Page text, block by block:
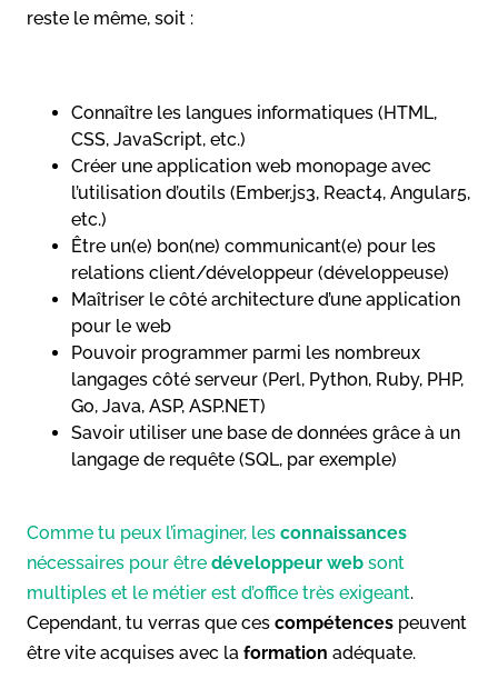
reste le même, soit :
Connaître les langues informatiques (HTML,
CSS, JavaScript, etc.)
Créer une application web monopage avec
l’utilisation d’outils (Ember.js3, React4, Angular5,
etc.)
Être un(e) bon(ne) communicant(e) pour les
relations client/développeur (développeuse)
Maîtriser le côté architecture d’une application
pour le web
Pouvoir programmer parmi les nombreux
langages côté serveur (Perl, Python, Ruby, PHP,
Go, Java, ASP, ASP.NET)
Savoir utiliser une base de données grâce à un
langage de requête (SQL, par exemple)
Comme tu peux l’imaginer, les connaissances
nécessaires pour être développeur web sont
multiples et le métier est d’office très exigeant.
Cependant, tu verras que ces compétences peuvent
être vite acquises avec la formation adéquate.